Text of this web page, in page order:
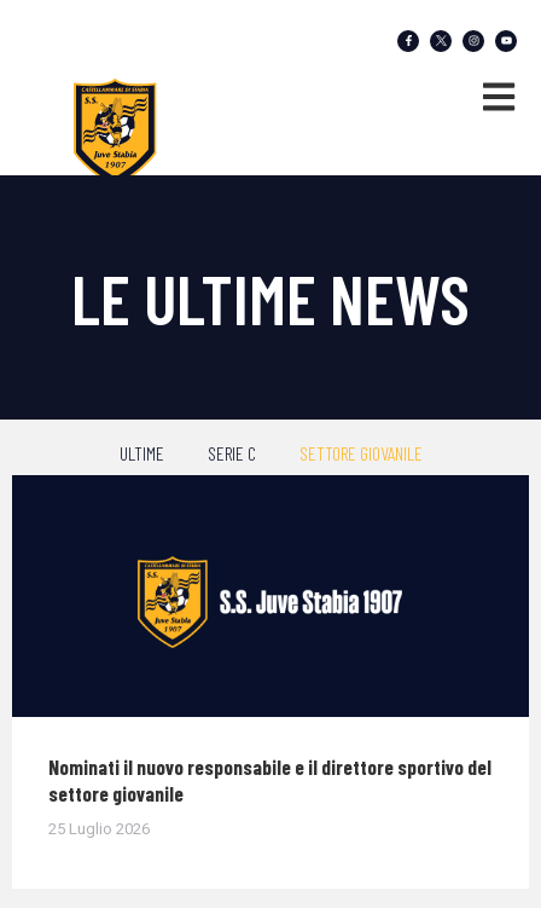
LE ULTIME NEWS
ULTIME SERIE C SETTORE GIOVANILE
Nominati il nuovo responsabile e il direttore sportivo del
settore giovanile
25 Luglio 2026